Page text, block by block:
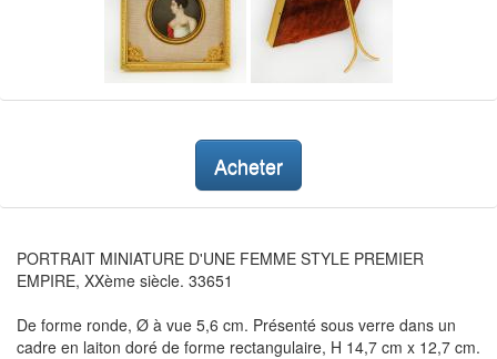
Acheter
PORTRAIT MINIATURE D'UNE FEMME STYLE PREMIER
EMPIRE, XXème siècle. 33651
De forme ronde, Ø à vue 5,6 cm. Présenté sous verre dans un
cadre en laiton doré de forme rectangulaire, H 14,7 cm x 12,7 cm.